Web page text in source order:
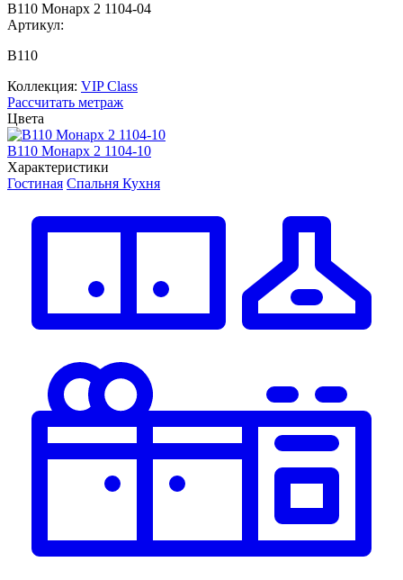
В110 Монарх 2 1104-04
Артикул:
В110
Коллекция: VIP Class
Рассчитать метраж
Цвета
В110 Монарх 2 1104-10
Характеристики
Гостиная Спальня Кухня